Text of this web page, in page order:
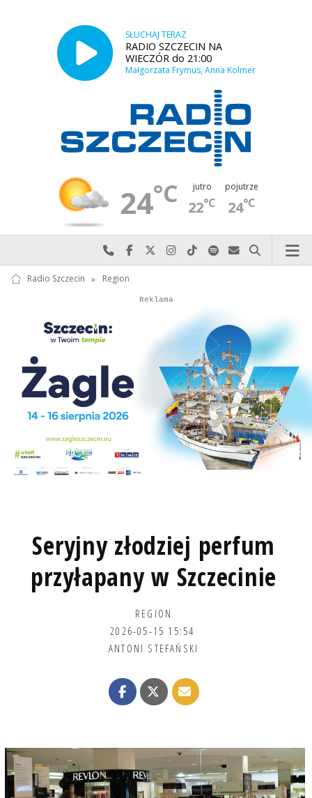
SŁUCHAJ TERAZ
RADIO SZCZECIN NA
WIECZÓR do 21:00
Małgorzata Frymus, Anna Kolmer
24°C jutro
22°C
pojutrze
24°C
Najlepiej po prostu do nas zadzwoń
Odwiedź nas na Facebook-u
Odwiedź nas na X
Odwiedź nas na Instagram-ie
Odwiedź nas na TikTok-u
Szukaj nas na Spotify
Wyślij do nas
Szukaj
Radio Szczecin » Region
Autopromocja
Reklama
Autopromocja
Seryjny złodziej perfum
przyłapany w Szczecinie
REGION
2026-05-15 15:54
ANTONI STEFAŃSKI